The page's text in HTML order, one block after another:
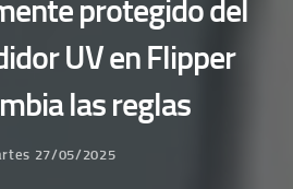
protegido del
UV en Flipper
las reglas
27/05/2025